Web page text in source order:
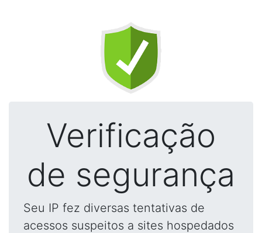
Verificação
de segurança
Seu IP fez diversas tentativas de
acessos suspeitos a sites hospedados